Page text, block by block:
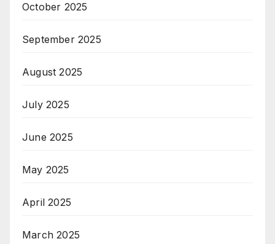
October 2025
September 2025
August 2025
July 2025
June 2025
May 2025
April 2025
March 2025